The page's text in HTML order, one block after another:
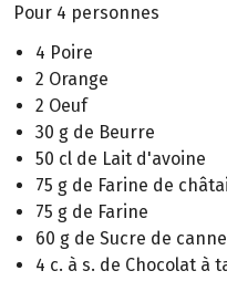
Pour 4 personnes
4 Poire
2 Orange
2 Oeuf
30 g de Beurre
50 cl de Lait d'avoine
75 g de Farine de
75 g de Farine
60 g de Sucre de canne
4 c. à s. de Chocolat à